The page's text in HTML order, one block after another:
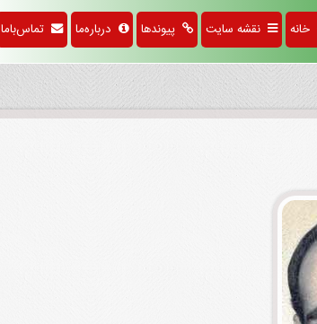
خانه نقشه سایت پیوندها درباره‌ما تماس‌باما